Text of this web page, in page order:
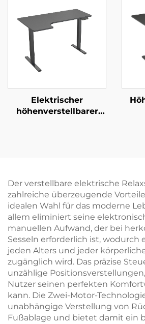
V-MOUNTS JSD2-01
Elektrischer
höhenverstellbarer
MOUNTS JSD2-01-L1
Der verstellbare elektrische
zahlreiche überzeugende
idealen Wahl für das moderne
allem eliminiert seine
manuellen Aufwand, der bei
Sesseln erforderlich ist, wodurch
jeden Alters und jeder
zugänglich wird. Das präzise
unzählige
Nutzer seinen perfekten
kann. Die Zwei-Motor-
unabhängige Verstellung von
Fußablage und bietet damit ein